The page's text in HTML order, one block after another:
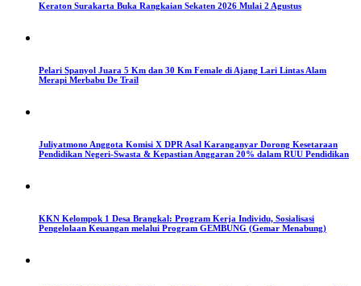
Keraton Surakarta Buka Rangkaian Sekaten 2026 Mulai 2 Agustus
Pelari Spanyol Juara 5 Km dan 30 Km Female di Ajang Lari Lintas Alam
Merapi Merbabu De Trail
Juliyatmono Anggota Komisi X DPR Asal Karanganyar Dorong Kesetaraan
Pendidikan Negeri-Swasta & Kepastian Anggaran 20% dalam RUU Pendidikan
KKN Kelompok 1 Desa Brangkal: Program Kerja Individu, Sosialisasi
Pengelolaan Keuangan melalui Program GEMBUNG (Gemar Menabung)